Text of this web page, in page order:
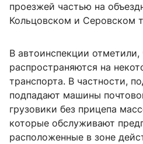
проезжей частью на
Кольцовском и Серовском
В автоинспекции отметили,
распространяются на
транспорта. В частности,
подпадают машины
грузовики без прицепа
которые обслуживают
расположенные в зоне